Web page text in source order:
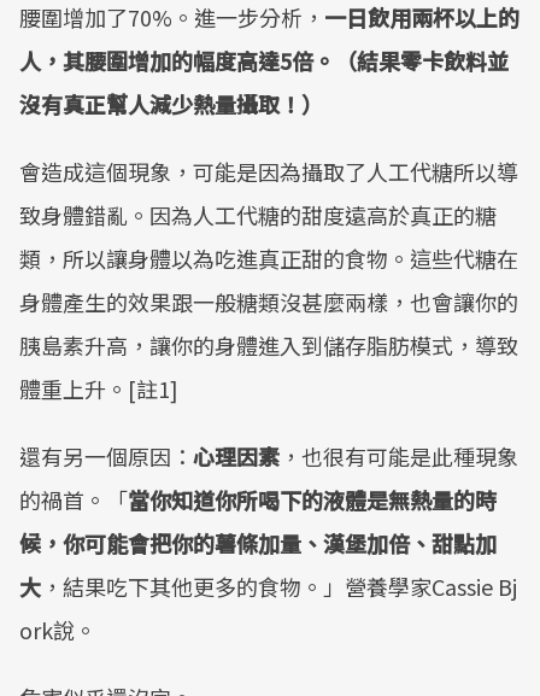
腰圍增加了70%。進一步分析， 一日飲用兩杯以上的
人，其腰圍增加的幅度高達5倍。（結果零卡飲料並
沒有真正幫人減少熱量攝取！）
會造成這個現象，可能是因為攝取了人工代糖所以導
致身體錯亂。因為人工代糖的甜度遠高於真正的糖
類，所以讓身體以為吃進真正甜的食物。這些代糖在
身體產生的效果跟一般糖類沒甚麼兩樣，也會讓你的
胰島素升高，讓你的身體進入到儲存脂肪模式，導致
體重上升。[註1]
還有另一個原因： 心理因素 ，也很有可能是此種現象
的禍首。「當你知道你所喝下的液體是無熱量的時
候，你可能會把你的薯條加量、漢堡加倍、甜點加
大 ，結果吃下其他更多的食物。」營養學家Cassie Bj
ork說。